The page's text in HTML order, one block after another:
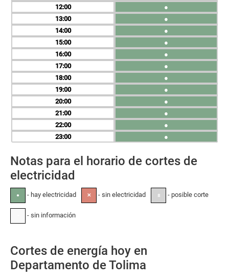
12
13
14
15
16
17
18
19
20
21
22
23
●
●
●
●
●
●
●
●
●
●
●
●
Notas para el horario de cortes de
electricidad
● - hay electricidad ✕ - sin electricidad ± - posible corte
- sin información
Cortes de energía hoy en
Departamento de Tolima